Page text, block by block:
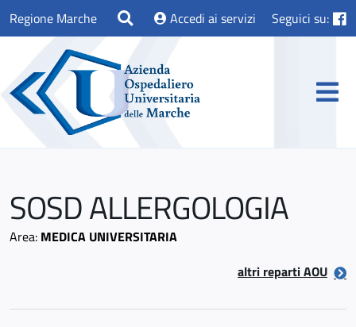
Regione Marche Accedi ai servizi Seguici su:
SOSD ALLERGOLOGIA
Area: MEDICA UNIVERSITARIA
altri reparti AOU